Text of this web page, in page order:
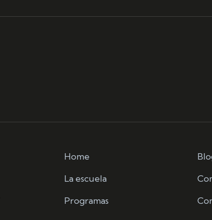
Home
La escuela
Programas